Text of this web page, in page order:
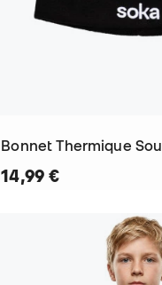
Bonnet Thermique Soul
14,99 €